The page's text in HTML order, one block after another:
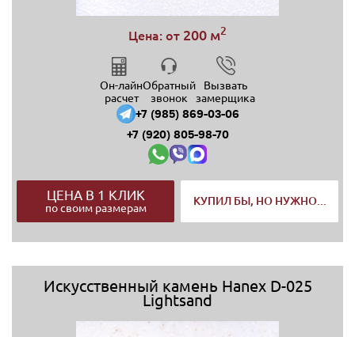
Цена: от 200 м2
Он-лайн
расчет
Обратный
звонок
Вызвать
замерщика
+7 (985) 869-03-06
+7 (920) 805-98-70
ЦЕНА В 1 КЛИК
по своим размерам
КУПИЛ БЫ, НО НУЖНО...
Искусственный камень Hanex D-025
Lightsand